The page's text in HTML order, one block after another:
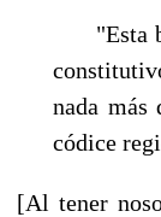
"Esta
nada más
códice
[Al tener